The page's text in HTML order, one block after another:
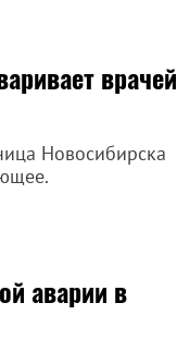
врачей
Новосибирска
аварии в